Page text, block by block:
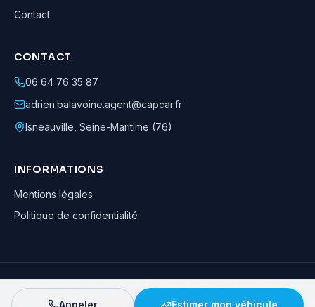
Contact
CONTACT
06 64 76 35 87
adrien.balavoine.agent@capcar.fr
Isneauville Seine-Maritime (76)
INFORMATIONS
Mentions légales
Politique de confidentialité
Adrien Balavoine—Agent automobile CapCar, Agent formateur· ©
· Tous droits réservés
Appeler Estimer mon véhicule